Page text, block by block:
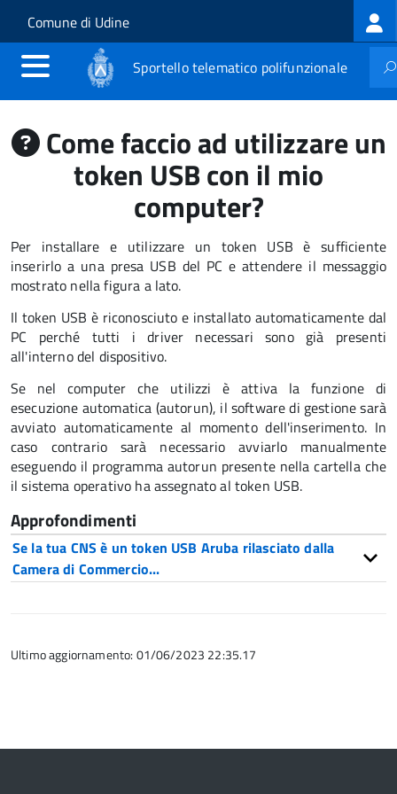
Salta al contenuto principale
Skip to site navigation
Comune di Udine
Sportello telematico polifunzionale
Come faccio ad utilizzare un
token USB con il mio
computer?
Per installare e utilizzare un token USB è sufficiente
inserirlo a una presa USB del PC e attendere il messaggio
mostrato nella figura a lato.
Il token USB è riconosciuto e installato automaticamente dal
PC perché tutti i driver necessari sono già presenti
all'interno del dispositivo.
Se nel computer che utilizzi è attiva la funzione di
esecuzione automatica (autorun), il software di gestione sarà
avviato automaticamente al momento dell'inserimento. In
caso contrario sarà necessario avviarlo manualmente
eseguendo il programma autorun presente nella cartella che
il sistema operativo ha assegnato al token USB.
Approfondimenti
Se la tua CNS è un token USB Aruba rilasciato dalla
Camera di Commercio...
Ultimo aggiornamento: 01/06/2023 22:35.17